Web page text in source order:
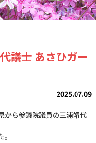
議士 あさひガー
2025.07.09
から参議院議員の三浦靖代